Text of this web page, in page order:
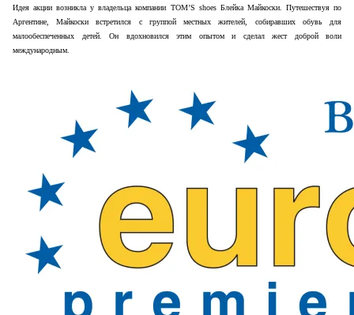
Идея акции возникла у владельца компании TOM’S shoesБлейка Майкоски. Путешествуя по
Аргентине, Майкоски встретился с группой местных жителей, собиравших обувь для
малообеспеченных детей. Он вдохновился этим опытом и сделал жест доброй воли
международным.